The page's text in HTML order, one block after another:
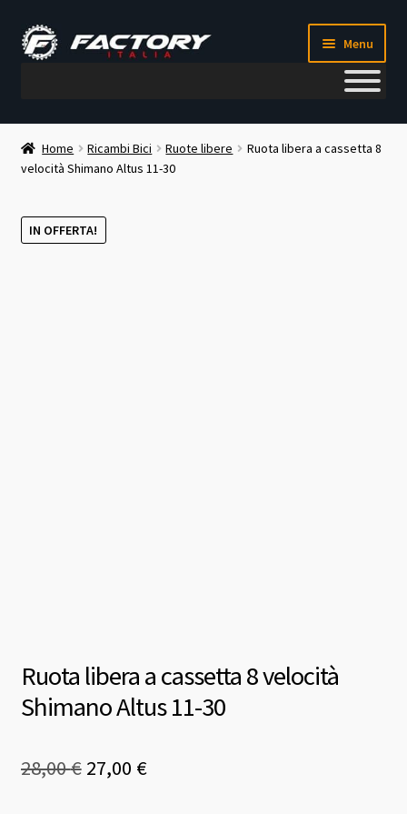
Vai
alla
Vai
al
Menu
Il mio account
Metodi di pagamento
Chi siamo
Home Ricambi Bici Ruote libere
Ruota libera a cassetta 8
velocità Shimano Altus 11-30
IN OFFERTA!
Ruota libera a cassetta 8 velocità
Shimano Altus 11-30
28,00€ Il
27,00 €Il